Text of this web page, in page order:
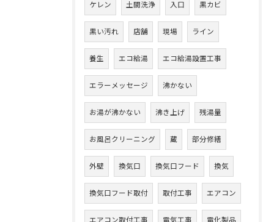
ケレン 土間洗浄 入口 黒カビ
黒い汚れ 店舗 現場 ライン
養生 エコ給湯 エコ給湯設置工事
エラーメッセージ 沸かない
お湯が沸かない 沸き上げ 残湯量
お風呂クリーニング 蔵 部分修繕
外壁 換気口 換気口フード 換気
換気口フード取付 取付工事 エアコン
エアコン取付工事 電気工事 電化製品